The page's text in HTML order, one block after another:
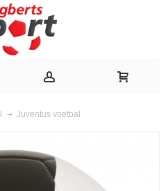
Juventus voetbal